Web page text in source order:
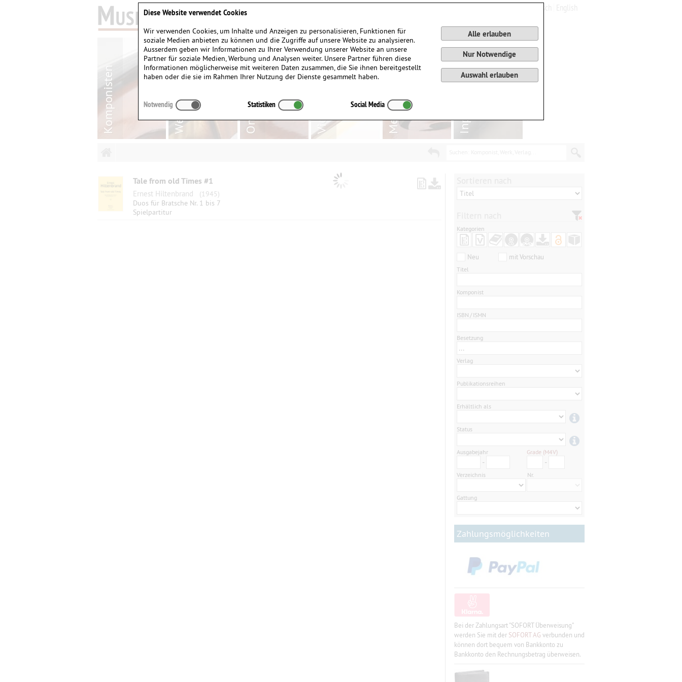
Tale from old Times #1
Ernest Hiltenbrand
(1945)
Duos für Bratsche Nr. 1 bis 7
Spielpartitur
Kategorien
Neu mit Vorschau
Titel
Komponist
ISBN / ISMN
Besetzung
...
Verlag
Publikationsreihen
Erhältlich als
Status
Ausgabejahr Grade (M4V)
- -
Verzeichnis Nr.
Gattung
Zahlungsmöglichkeiten
Bei der Zahlungsart "SOFORT Überweisung"
werden Sie mit der SOFORT AG verbunden und
können dort bequem von Bankkonto zu
Bankkonto den Rechnungsbetrag überweisen.
Diese Website verwendet Cookies
Wir verwenden Cookies, um Inhalte und Anzeigen zu personalisieren, Funktionen für
soziale Medien anbieten zu können und die Zugriffe auf unsere Website zu analysieren.
Ausserdem geben wir Informationen zu Ihrer Verwendung unserer Website an unsere
Partner für soziale Medien, Werbung und Analysen weiter. Unsere Partner führen diese
Informationen möglicherweise mit weiteren Daten zusammen, die Sie ihnen bereitgestellt
haben oder die sie im Rahmen Ihrer Nutzung der Dienste gesammelt haben.
Alle erlauben
Nur Notwendige
Auswahl erlauben
Notwendig Statistiken Social Media